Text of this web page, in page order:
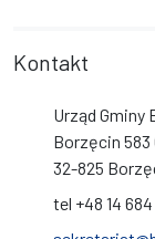
Kontakt
Urząd Gminy
Borzęcin 583
32-825
tel +48 14